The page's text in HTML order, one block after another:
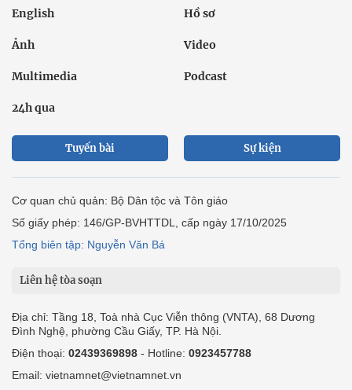
English Hồ sơ
Ảnh Video
Multimedia Podcast
24h qua
Tuyến bài Sự kiện
Cơ quan chủ quản: Bộ Dân tộc và Tôn giáo
Số giấy phép: 146/GP-BVHTTDL, cấp ngày 17/10/2025
Tổng biên tập: Nguyễn Văn Bá
Liên hệ tòa soạn
Địa chỉ: Tầng 18, Toà nhà Cục Viễn thông (VNTA), 68 Dương
Đình Nghệ, phường Cầu Giấy, TP. Hà Nội.
Điện thoại: 02439369898 - Hotline: 0923457788
Email: vietnamnet@vietnamnet.vn